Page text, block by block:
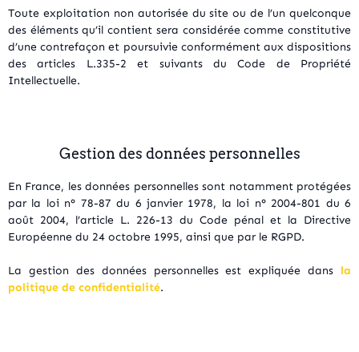
Toute exploitation non autorisée du site ou de l’un quelconque
des éléments qu’il contient sera considérée comme constitutive
d’une contrefaçon et poursuivie conformément aux dispositions
des articles L.335-2 et suivants du Code de Propriété
Intellectuelle.
Gestion des données personnelles
En France, les données personnelles sont notamment protégées
par la loi n° 78-87 du 6 janvier 1978, la loi n° 2004-801 du 6
août 2004, l’article L. 226-13 du Code pénal et la Directive
Européenne du 24 octobre 1995, ainsi que par le RGPD.
La gestion des données personnelles est expliquée dans la
politique de confidentialité.